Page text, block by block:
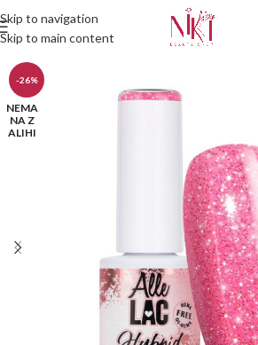
Skip to navigation
Skip to main content
-26%
NEMA
NA Z
ALIHI